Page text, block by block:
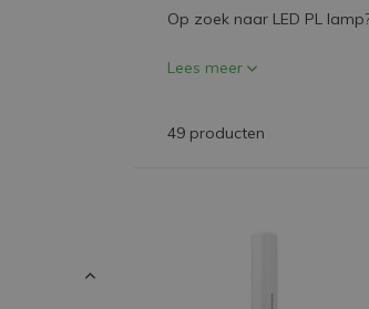
Op zoek naar LED PL
Lees meer
49 producten